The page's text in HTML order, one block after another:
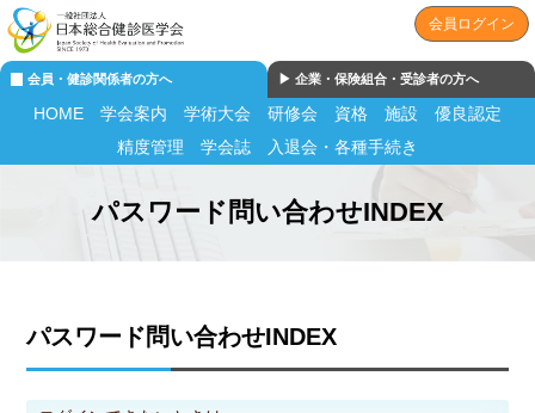
会員ログイン
会員・健診関係者の方へ ▶︎ 企業・保険組合・受診者の方へ
HOME 学会案内 学術大会 研修会 資格 施設
優良認定
精度管理
学会誌 入退会・各種手続き
パスワード問い合わせINDEX
パスワード問い合わせINDEX